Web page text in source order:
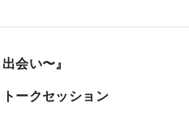
会い〜』
ークセッション